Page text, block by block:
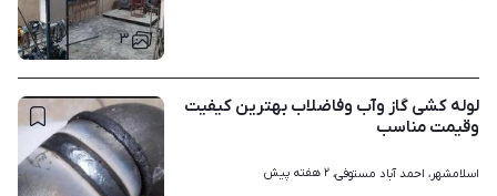
۳
لوله کشی گاز وآب وفاضلاب بهترین کیفیت
وقیمت مناسب
اسلامشهر، احمد آباد مستوفی، ۲ هفته پیش